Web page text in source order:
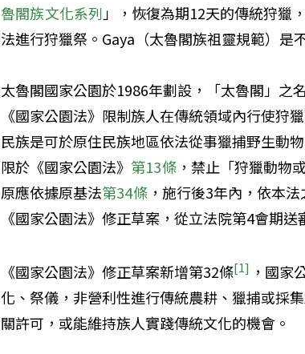
魯閣族文化系列」，恢復為期12天的傳統狩獵
法進行狩獵祭。Gaya（太魯閣族祖靈規範）是
太魯閣國家公園於1986年劃設，「太魯閣」
《國家公園法》限制族人在傳統領域內行使狩
民族是可於原住民族地區依法從事獵捕野生動
限於《國家公園法》 第13條，禁止「狩獵動物
原應依據原基法第34條，施行後3年內，依本
《國家公園法》修正草案，從立法院第4會期
《國家公園法》修正草案新增第32條[1] ，國家
化、祭儀，非營利性進行傳統農耕、獵捕或採
關許可，或能維持族人實踐傳統文化的機會。